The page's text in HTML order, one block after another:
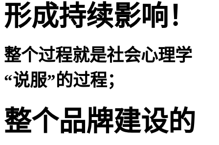
形成持续影响！
整个过程就是社会心理学
“说服”的过程；
整个品牌建设的